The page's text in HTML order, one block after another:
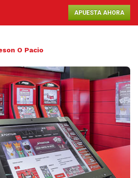
APUESTA AHORA
O Pacio